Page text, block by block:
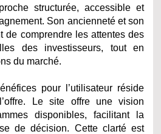
structurée, accessible et
Son ancienneté et son
de comprendre les attentes des
des investisseurs, tout en
du marché.
pour l’utilisateur réside
Le site offre une vision
disponibles, facilitant la
de décision. Cette clarté est